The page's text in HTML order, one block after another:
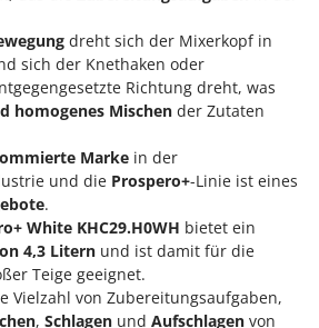
dreht sich der Mixerkopf in
sich der Knethaken oder
Richtung dreht, was
homogenes Mischen der Zutaten
Marke in der
und die Prospero+-Linie ist eines
.
White KHC29.H0WH bietet ein
4,3 Litern und ist damit für die
Teige geeignet.
Vielzahl von Zubereitungsaufgaben,
, Schlagen und Aufschlagen von